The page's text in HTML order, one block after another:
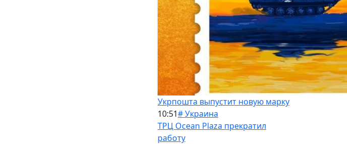
Укрпошта выпустит новую марку
10:51# Украина
ТРЦ Ocean Plaza прекратил
работу